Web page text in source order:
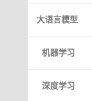
大语言模型
机器学习
深度学习